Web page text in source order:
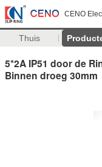
CENO
Thuis
5*2A IP51 door de
Binnen droeg 30mm